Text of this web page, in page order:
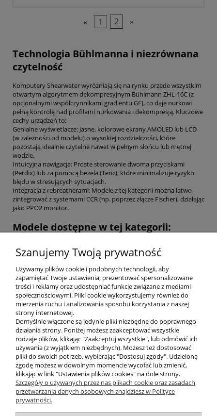
« 1 2 »
Technologia Bühlmanna i niezrównana
czytelność
Komputery Shearwater wyróżniają się na rynku przede wszystkim
otwartym algorytmem dekompresyjnym Bühlmann ZHL-16C (z
opcjonalnymi współczynnikami gradientu GF), co daje nurkowi
pełną kontrolę nad profilami nurkowania i dekompresją. Kluczowe
cechy urządzeń to:
Genialne wyświetlacze: Jasne, kolorowe ekrany AMOLED lub LCD
(w zależności od modelu) o wysokiej rozdzielczości, które
pozostają idealnie czytelne nawet w pełnym słońcu lub mętnej
wodzie.
Intuicyjna nawigacja: Proste sterowanie dwoma przyciskami
(Perdix) lub za pomocą bezela (Teric), które minimalizuje ryzyko
błędu w stresujących sytuacjach.
Integracja z rebreatherami: Modele z tej kategorii można łatwo
zintegrować z systemami CCR (np. poprzez złącze Fischer), działając
jako PPO2 monitor.
Modele dostępne w tej kategorii:
producenta:
komputer nurkowy w formie klasycznego, płaskiego
"nadgarstkowca". Obsługuje konfiguracje Open Circuit (OC) i
Closed Circuit (CC), posiada wzmocnioną tytanową ramę i
bezprzewodową integrację ciśnieniową (Air integration).
Shearwater Teric: Potężny komputer w formie eleganckiego
zegarka. Oferuje pełną funkcjonalność Perdixa w kompaktowej,
stylowej obudowie z szafirowym szkiełkiem i możliwością
personalizacji kolorów.
Akcesoria Shearwater: Oferujemy również dedykowane ładowarki,
paski zapasowe, sprężynki do baterii oraz transmitery (nadajniki
ciśnienia) do integracji gazowej.
O nas
Szanujemy Twoją prywatność
Używamy plików cookie i podobnych technologii, aby
zapamiętać Twoje ustawienia, prezentować spersonalizowane
treści i reklamy oraz udostępniać funkcje związane z mediami
społecznościowymi. Pliki cookie wykorzystujemy również do
mierzenia ruchu i analizowania sposobu korzystania z naszej
strony internetowej.
Domyślnie włączone są jedynie pliki niezbędne do poprawnego
działania strony. Poniżej możesz zaakceptować wszystkie
rodzaje plików, klikając "Zaakceptuj wszystkie", lub odmówić ich
używania (z wyjątkiem niezbędnych). Możesz też dostosować
pliki do swoich potrzeb, wybierając "Dostosuj zgody". Udzieloną
zgodę możesz w dowolnym momencie wycofać lub zmienić,
klikając w link "Ustawienia plików cookies" na dole strony.
Szczegóły o używanych przez nas plikach cookie oraz zasadach
przetwarzania danych osobowych znajdziesz w Polityce
prywatności.